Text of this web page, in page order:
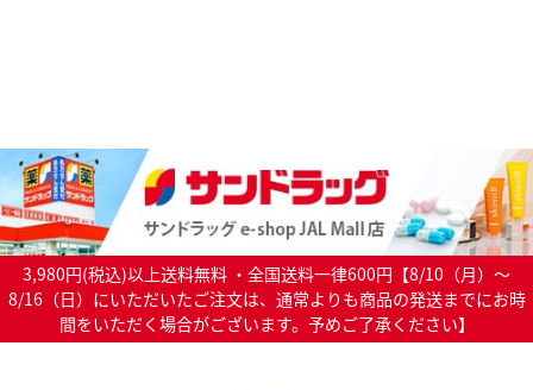
3,980円(税込)以上送料無料 ・全国送料一律600円【8/10（月）～
8/16（日）にいただいたご注文は、通常よりも商品の発送までにお時
間をいただく場合がございます。予めご了承ください】